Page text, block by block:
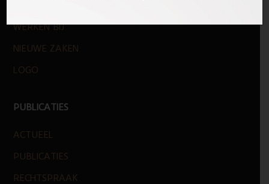
WERKEN BIJ
NIEUWE ZAKEN
LOGO
PUBLICATIES
ACTUEEL
PUBLICATIES
RECHTSPRAAK